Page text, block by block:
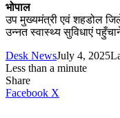
भोपाल
उप मुख्यमंत्री एवं शहडोल
उन्नत स्वास्थ्य सुविधाएं
Desk NewsJuly 4, 2025
Less than a minute
Share
Facebook X